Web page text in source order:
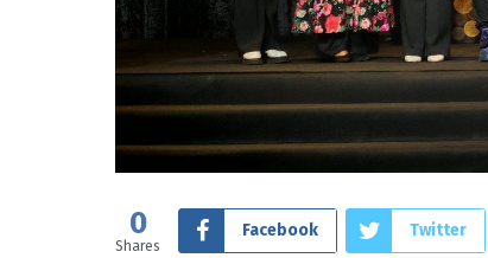
0
Shares
Facebook Twitter